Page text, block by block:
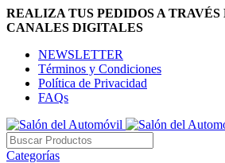
REALIZA TUS PEDIDOS A TRAVÉS
CANALES DIGITALES
NEWSLETTER
Términos y Condiciones
Política de Privacidad
FAQs
Categorías